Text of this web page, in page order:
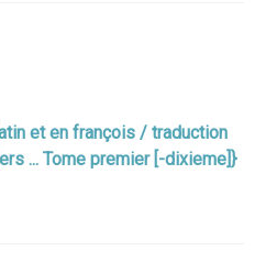
et en françois / traduction
... Tome premier [-dixieme]}